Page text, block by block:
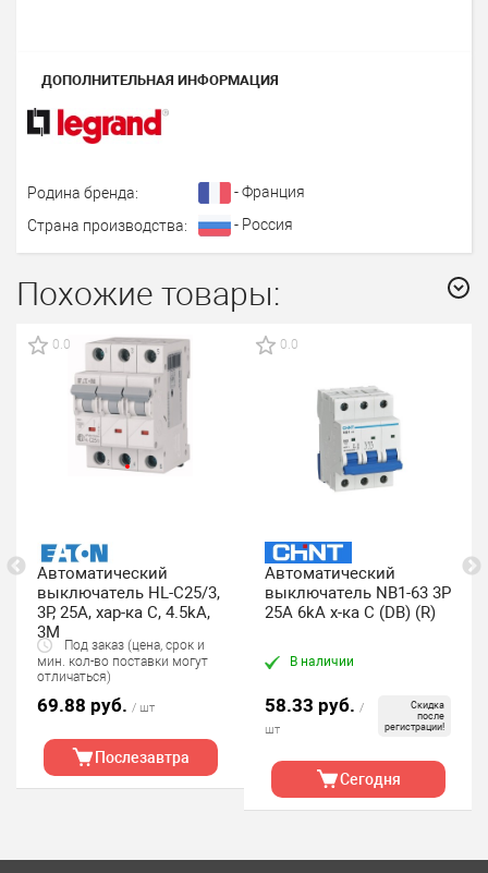
ДОПОЛНИТЕЛЬНАЯ ИНФОРМАЦИЯ
Родина бренда:
- Франция
Страна производства:
- Россия
Похожие товары:
0.0
Автоматический
выключатель HL-C25/3,
3P, 25A, хар-ка C, 4.5kA,
3M
Под заказ (цена, срок и
мин. кол-во поставки могут
отличаться)
69.88 руб. / шт
Послезавтра
0.0
Автоматический
выключатель NB1-63 3P
25A 6kA х-ка C (DB) (R)
В наличии
58.33 руб. /
шт
Скидка
после
регистрации!
Сегодня